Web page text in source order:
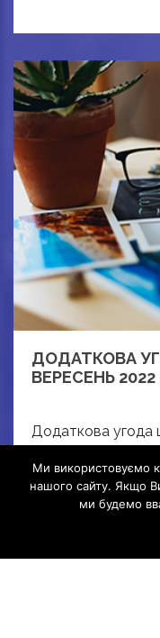
ДОДАТКОВА
ВЕРЕСЕНЬ
Додаткова угода
Read More
Ми використовуємо
нашого сайту. Якщо
ми будемо